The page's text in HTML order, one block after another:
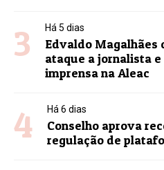
3 Há 5 dias
Edvaldo Magalhães
ataque a jornalista
imprensa na Aleac
4 Há 6 dias
Conselho aprova
regulação de